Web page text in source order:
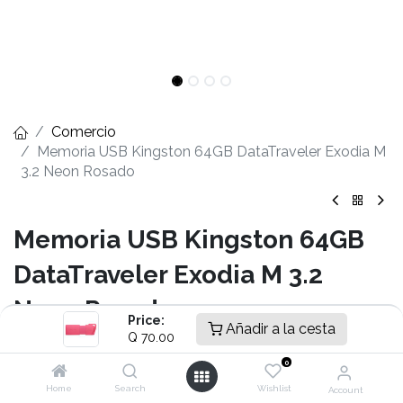
Price:
Q 70.00 Añadir a la cesta
Home Search
0
Wishlist Account
Comercio
Memoria USB Kingston 64GB DataTraveler Exodia M
3.2 Neon Rosado
Memoria USB Kingston 64GB
DataTraveler Exodia M 3.2
Neon Rosado
- Capacidad 64GB
- Interfaz USB 3.2 Gen 1 tipo A
- Temperaturas de operación 0 a 60°C